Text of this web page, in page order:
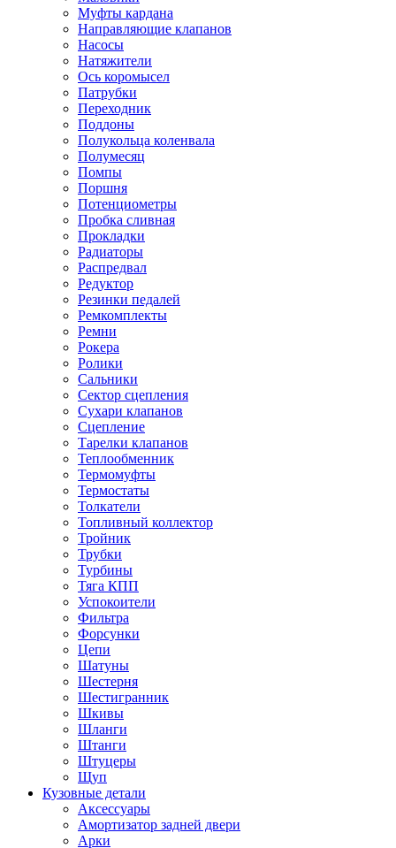
Муфты кардана
Направляющие клапанов
Насосы
Натяжители
Ось коромысел
Патрубки
Переходник
Поддоны
Полукольца коленвала
Полумесяц
Помпы
Поршня
Потенциометры
Пробка сливная
Прокладки
Радиаторы
Распредвал
Редуктор
Резинки педалей
Ремкомплекты
Ремни
Рокера
Ролики
Сальники
Сектор сцепления
Сухари клапанов
Сцепление
Тарелки клапанов
Теплообменник
Термомуфты
Термостаты
Толкатели
Топливный коллектор
Тройник
Трубки
Турбины
Тяга КПП
Успокоители
Фильтра
Форсунки
Цепи
Шатуны
Шестерня
Шестигранник
Шкивы
Шланги
Штанги
Штуцеры
Щуп
Кузовные детали
Аксессуары
Амортизатор задней двери
Арки